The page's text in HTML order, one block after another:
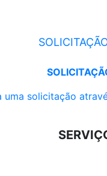
uma solicitação